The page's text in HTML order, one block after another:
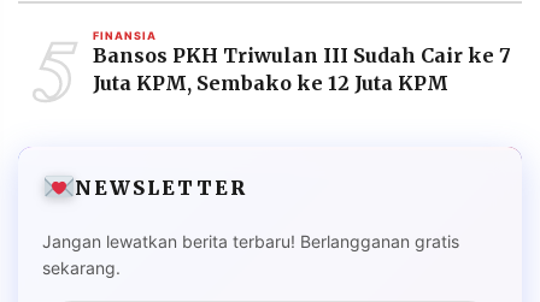
5 FINANSIA
Bansos PKH Triwulan III Sudah Cair ke 7
Juta KPM, Sembako ke 12 Juta KPM
NEWSLETTER
Jangan lewatkan berita terbaru! Berlangganan gratis
sekarang.